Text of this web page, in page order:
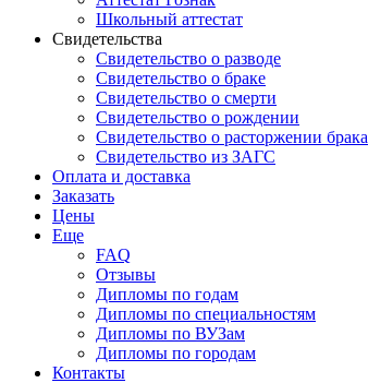
Школьный аттестат
Свидетельства
Свидетельство о разводе
Свидетельство о браке
Свидетельство о смерти
Свидетельство о рождении
Свидетельство о расторжении брака
Свидетельство из ЗАГС
Оплата и доставка
Заказать
Цены
Еще
FAQ
Отзывы
Дипломы по годам
Дипломы по специальностям
Дипломы по ВУЗам
Дипломы по городам
Контакты